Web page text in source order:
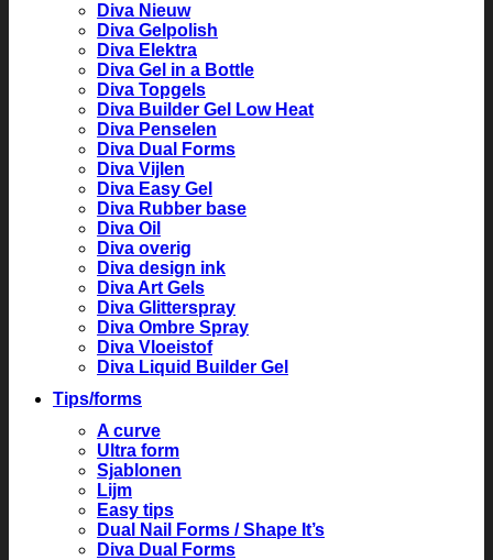
Diva Nieuw
Diva Gelpolish
Diva Elektra
Diva Gel in a Bottle
Diva Topgels
Diva Builder Gel Low Heat
Diva Penselen
Diva Dual Forms
Diva Vijlen
Diva Easy Gel
Diva Rubber base
Diva Oil
Diva overig
Diva design ink
Diva Art Gels
Diva Glitterspray
Diva Ombre Spray
Diva Vloeistof
Diva Liquid Builder Gel
Tips/forms
A curve
Ultra form
Sjablonen
Lijm
Easy tips
Dual Nail Forms / Shape It’s
Diva Dual Forms